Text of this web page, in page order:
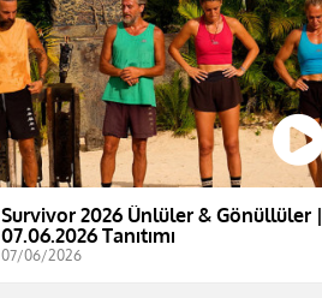
Survivor 2026 Ünlüler & Gönüllüler |
07.06.2026 Tanıtımı
07/06/2026